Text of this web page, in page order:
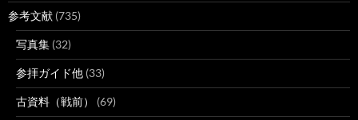
参考文献 (735)
写真集 (32)
参拝ガイド他 (33)
古資料（戦前） (69)